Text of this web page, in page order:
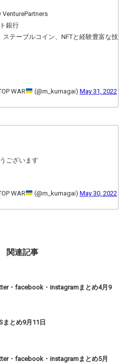
VenturePartners
銀行
ステーブルコイン、NFTと経験豊富な技
WAR (@m_kumagai) May 31, 2022
ございます
WAR (@m_kumagai) May 30, 2022
関連記事
・facebook・instagramまとめ4月9
まとめ9月11日
・facebook・instagramまとめ5月